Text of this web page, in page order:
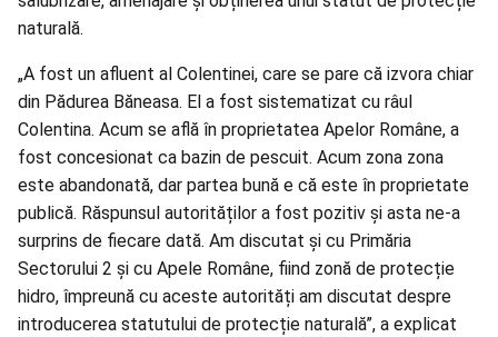
naturală.
„A fost un afluent al Colentinei, care se pare că izvora chiar
din Pădurea Băneasa. El a fost sistematizat cu râul
Colentina. Acum se află în proprietatea Apelor Române, a
fost concesionat ca bazin de pescuit. Acum zona zona
este abandonată, dar partea bună e că este în proprietate
publică. Răspunsul autorităților a fost pozitiv și asta ne-a
surprins de fiecare dată. Am discutat și cu Primăria
Sectorului 2 și cu Apele Române, fiind zonă de protecție
hidro, împreună cu aceste autorități am discutat despre
introducerea statutului de protecție naturală”, a explicat